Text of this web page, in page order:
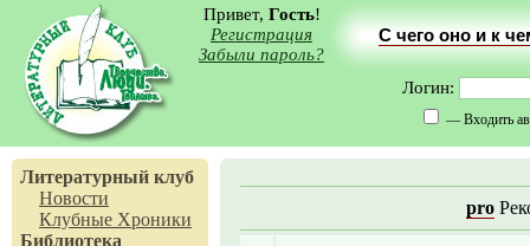
Привет, Гость!
Регистрация
Забыли пароль?
С чего оно и к
Логин:
— Входить
Литературный клуб
Новости
Клубные Хроники
Библиотека
pro